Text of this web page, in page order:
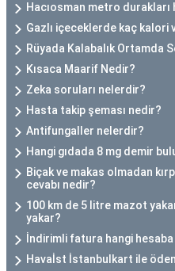
Hacıosman metro durakları
Gazlı içeceklerde kaç kalori
Rüyada Kalabalık Ortamda
Kısaca Maarif Nedir?
Zeka soruları nelerdir?
Hasta takip şeması nedir?
Antifungaller nelerdir?
Hangi gıdada 8 mg demir
Biçak ve makas olmadan
cevabı nedir?
100 km de 5 litre mazot
yakar?
İndirimli fatura hangi
Havaİst İstanbulkart ile